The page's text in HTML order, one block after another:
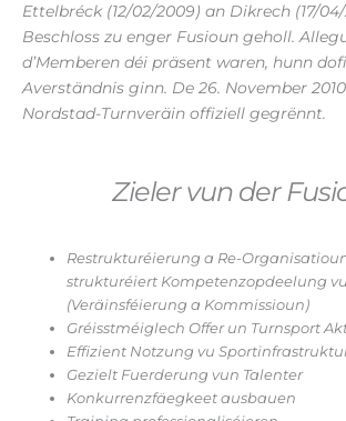
Ettelbréck (12/02/2009) an Dikrech (17/
Beschloss zu enger Fusioun geholl.
d’Memberen déi präsent waren, hunn
Averständnis ginn. De 26. November
Nordstad-Turnveräin offiziell gegrënnt.
Zieler vun der
Restrukturéierung a Re-
strukturéiert Kompetenzopdeelung
(Veräinsféierung a Kommissioun)
Gréisstméiglech Offer un Turnsport
Effizient Notzung vu
Gezielt Fuerderung vun Talenter
Konkurrenzfäegkeet ausbauen